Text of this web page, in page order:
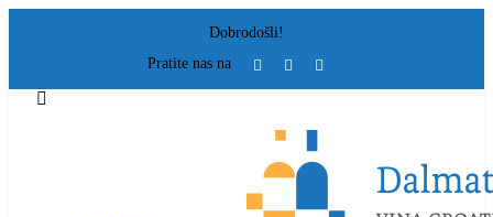
Dobrodošli!
Pratite nas na